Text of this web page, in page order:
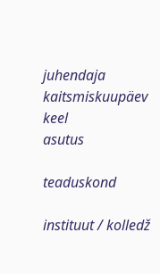
juhendaja
kaitsmiskuupäev
keel
asutus
teaduskond
instituut / kolledž